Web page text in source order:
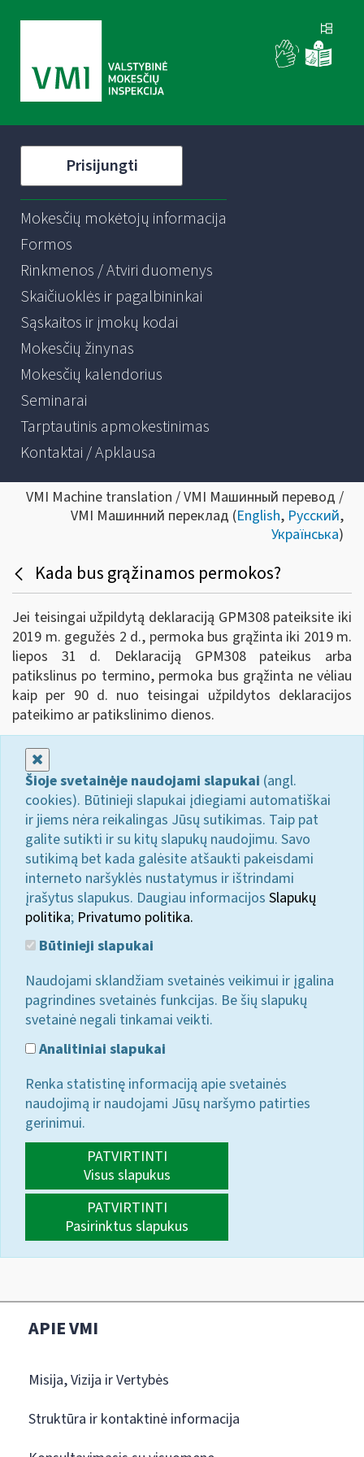
Prisijungti
Mokesčių mokėtojų informacija
Formos
Rinkmenos / Atviri duomenys
Skaičiuoklės ir pagalbininkai
Sąskaitos ir įmokų kodai
Mokesčių žinynas
Mokesčių kalendorius
Seminarai
Tarptautinis apmokestinimas
Kontaktai / Apklausa
VMI Machine translation / VMI Машинный перевод /
VMI Машинний переклад (English, Русский,
Українська)
Kada bus grąžinamos permokos?
Jei teisingai užpildytą deklaraciją GPM308 pateiksite iki
2019 m. gegužės 2 d., permoka bus grąžinta iki 2019 m.
liepos 31 d. Deklaraciją GPM308 pateikus arba
patikslinus po termino, permoka bus grąžinta ne vėliau
kaip per 90 d. nuo teisingai užpildytos deklaracijos
pateikimo ar patikslinimo dienos.
Šioje svetainėje naudojami slapukai (angl.
cookies). Būtinieji slapukai įdiegiami automatiškai
ir jiems nėra reikalingas Jūsų sutikimas. Taip pat
galite sutikti ir su kitų slapukų naudojimu. Savo
sutikimą bet kada galėsite atšaukti pakeisdami
interneto naršyklės nustatymus ir ištrindami
įrašytus slapukus. Daugiau informacijos Slapukų
politika; Privatumo politika.
Būtinieji slapukai
Naudojami sklandžiam svetainės veikimui ir įgalina
pagrindines svetainės funkcijas. Be šių slapukų
svetainė negali tinkamai veikti.
Analitiniai slapukai
Renka statistinę informaciją apie svetainės
naudojimą ir naudojami Jūsų naršymo patirties
gerinimui.
PATVIRTINTI
Visus slapukus
PATVIRTINTI
Pasirinktus slapukus
APIE VMI
Misija, Vizija ir Vertybės
Struktūra ir kontaktinė informacija